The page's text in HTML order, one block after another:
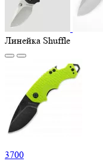
Линейка Shuffle
3700